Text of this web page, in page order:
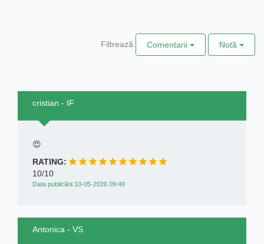
Filtrează Comentarii Notă
cristian - IF
😍
RATING:
10/10
Data publicării 10-05-2026 09:49
Antonica - VS